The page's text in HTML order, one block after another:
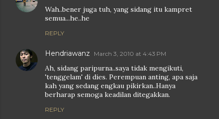
Wah..bener juga tuh, yang sidang itu kampret
semua...he..he
REPLY
Hendriawanz March 3, 2010 at 4:43 PM
Ah, sidang paripurna..saya tidak mengikuti,
'tenggelam' di dies. Perempuan anting, apa saja
kah yang sedang engkau pikirkan..Hanya
berharap semoga keadilan ditegakkan.
REPLY